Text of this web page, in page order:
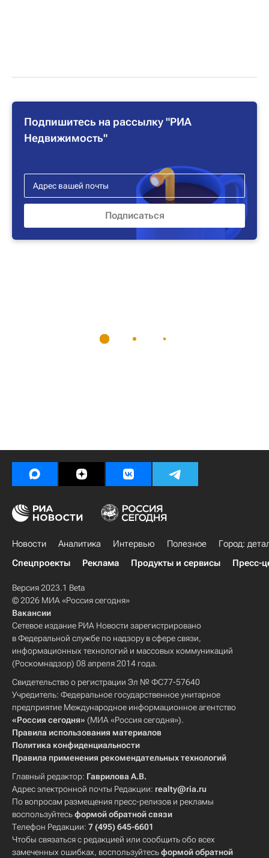
Подпишитесь на рассылку "РИА
Недвижимость"
Новости Аналитика Интервью Полезное
Город:
Спецпроекты
Реклама Продукты и сервисы Пресс-
Версия 2023.1 Beta
© 2026 МИА «Россия сегодня»
Вакансии
Сетевое издание РИА Новости зарегистрировано
в Федеральной службе по надзору в сфере связи,
информационных технологий и массовых коммуникаций
(Роскомнадзор) 08 апреля 2014 года.
Свидетельство о регистрации Эл № ФС77-57640
Учредитель: Федеральное государственное унитарное
предприятие Международное информационное агентство
«Россия сегодня» (МИА «Россия сегодня»).
Правила использования материалов
Политика конфиденциальности
Правила применения рекомендательных технологий
Главный редактор: Гаврилова А.В.
Адрес электронной почты Редакции: realty@ria.ru
По вопросам размещения пресс-релизов и рекламы
воспользуйтесьформой обратной связи
Телефон Редакции: 7 (495) 645-6601
Чтобы связаться с редакцией или сообщить обо всех
замеченных ошибках, воспользуйтесьформой обратной